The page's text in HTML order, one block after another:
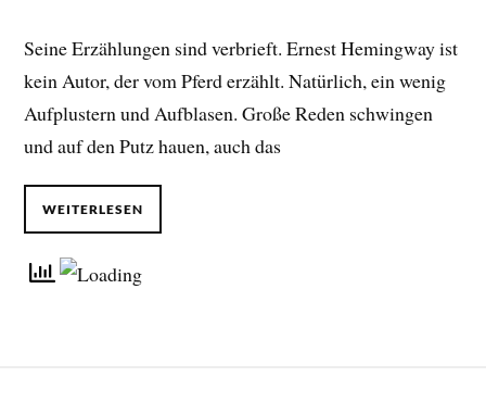
Seine Erzählungen sind verbrieft. Ernest Hemingway ist
kein Autor, der vom Pferd erzählt. Natürlich, ein wenig
Aufplustern und Aufblasen. Große Reden schwingen
und auf den Putz hauen, auch das
WEITERLESEN